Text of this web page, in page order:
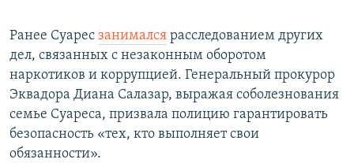
Ранее Суарес занимался расследованием других
дел, связанных с незаконным оборотом
наркотиков и коррупцией. Генеральный прокурор
Эквадора Диана Салазар, выражая соболезнования
семье Суареса, призвала полицию гарантировать
безопасность «тех, кто выполняет свои
обязанности».